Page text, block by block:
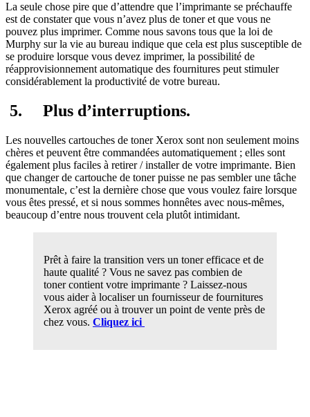
La seule chose pire que d’attendre que l’imprimante se préchauffe
est de constater que vous n’avez plus de toner et que vous ne
pouvez plus imprimer. Comme nous savons tous que la loi de
Murphy sur la vie au bureau indique que cela est plus susceptible de
se produire lorsque vous devez imprimer, la possibilité de
réapprovisionnement automatique des fournitures peut stimuler
considérablement la productivité de votre bureau.
5. Plus d’interruptions.
Les nouvelles cartouches de toner Xerox sont non seulement moins
chères et peuvent être commandées automatiquement ; elles sont
également plus faciles à retirer / installer de votre imprimante. Bien
que changer de cartouche de toner puisse ne pas sembler une tâche
monumentale, c’est la dernière chose que vous voulez faire lorsque
vous êtes pressé, et si nous sommes honnêtes avec nous-mêmes,
beaucoup d’entre nous trouvent cela plutôt intimidant.
Prêt à faire la transition vers un toner efficace et de
haute qualité ? Vous ne savez pas combien de
toner contient votre imprimante ? Laissez-nous
vous aider à localiser un fournisseur de fournitures
Xerox agréé ou à trouver un point de vente près de
chez vous. Cliquez ici